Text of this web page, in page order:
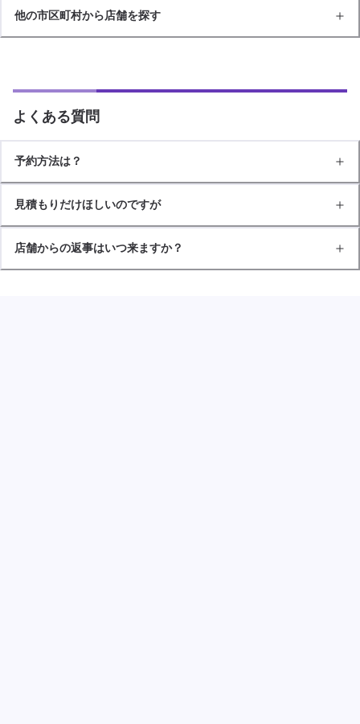
他の市区町村から店舗を探す
よくある質問
予約方法は？
見積もりだけほしいのですが
店舗からの返事はいつ来ますか？